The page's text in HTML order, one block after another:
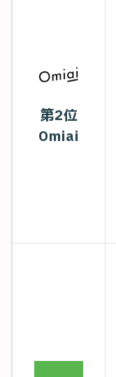
第2位
Omiai